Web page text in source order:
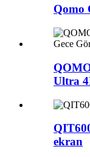
Qomo
Ultra
ekran